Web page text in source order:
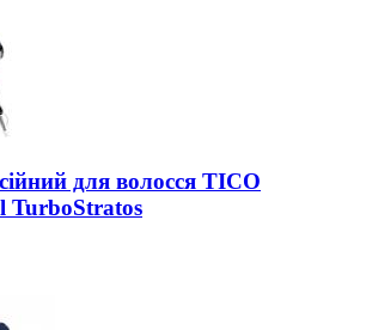
для волосся TICO
TurboStratos